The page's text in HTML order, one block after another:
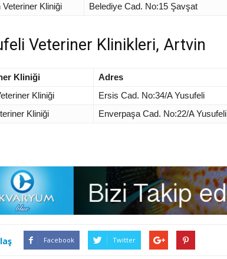
Veteriner Kliniği
Belediye Cad. No:15 Şavşat
Veteriner Klinikleri, Artvin
Kliniği Adres
Kliniği
Ersis Cad. No:34/A Yusufeli
Kliniği
Enverpaşa Cad. No:22/A Yusufeli
Facebook Twitter